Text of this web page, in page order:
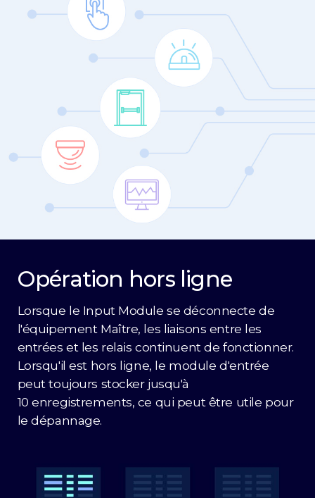
Opération hors ligne
Lorsque le Input Module se déconnecte de
l'équipement Maître, les liaisons entre les
entrées et les relais continuent de fonctionner.
Lorsqu'il est hors ligne, le module d'entrée
peut toujours stocker jusqu'à
10 enregistrements, ce qui peut être utile pour
le dépannage.